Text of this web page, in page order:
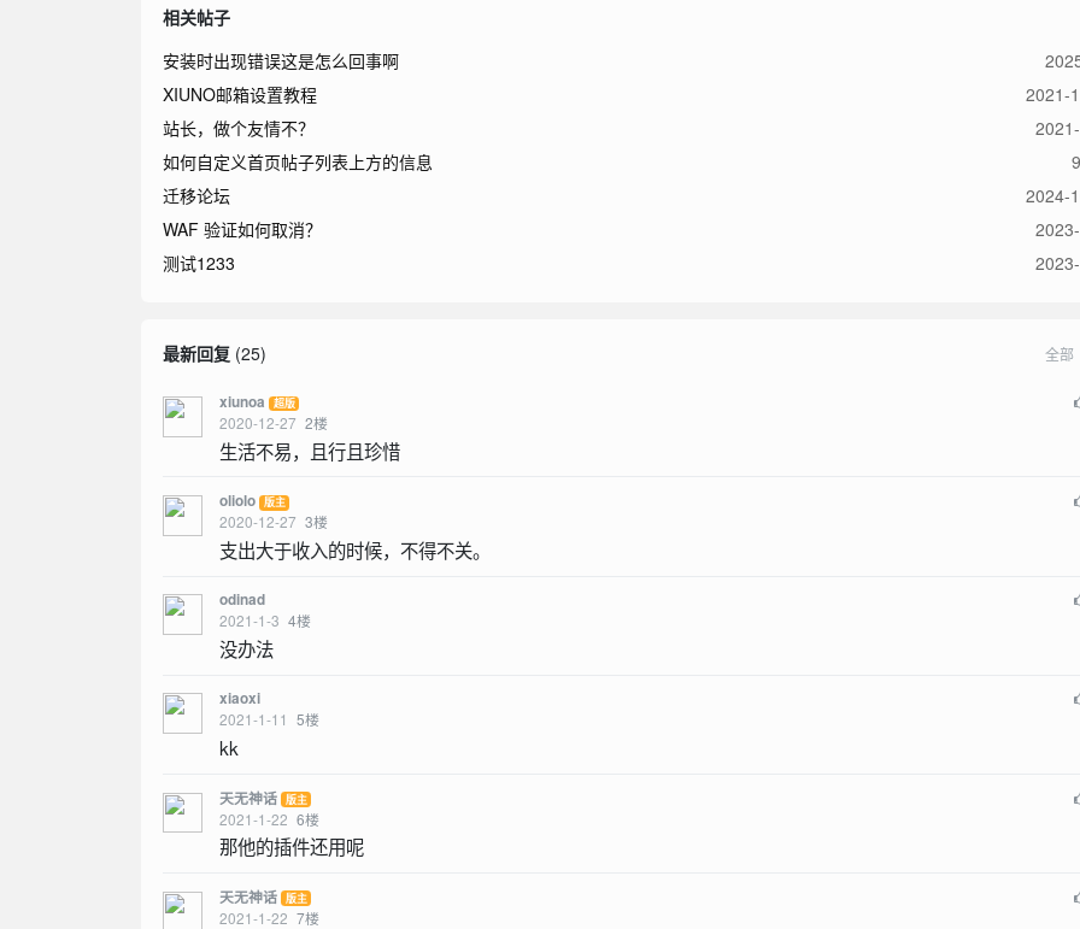
相关帖子
安装时出现错误这是怎么回事啊
XIUNO邮箱设置教程
2021-
站长，做个友情不？
如何自定义首页帖子列表上方的信息
迁移论坛
2024-
WAF 验证如何取消？
测试1233
最新回复(25) 全部
xiunoa 超版
2020-12-27 2楼
生活不易，且行且珍惜
oliolo 版主
2020-12-27 3楼
支出大于收入的时候，不得不关。
odinad
2021-1-3 4楼
没办法
xiaoxi
2021-1-11 5楼
kk
天无神话 版主
2021-1-22 6楼
那他的插件还用呢
天无神话 版主
2021-1-22 7楼